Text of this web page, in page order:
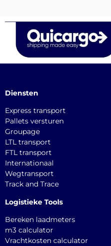
Diensten
Express transport
Pallets versturen
Groupage
LTL transport
FTL transport
Internationaal
Wegtransport
Track and Trace
Logistieke Tools
Bereken laadmeters
m3 calculator
Vrachtkosten calculator